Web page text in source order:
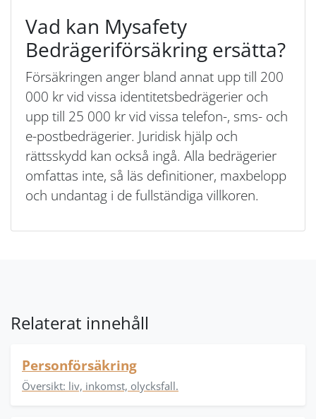
Vad kan Mysafety
Bedrägeriförsäkring ersätta?
Försäkringen anger bland annat upp till 200
000 kr vid vissa identitetsbedrägerier och
upp till 25 000 kr vid vissa telefon-, sms- och
e-postbedrägerier. Juridisk hjälp och
rättsskydd kan också ingå. Alla bedrägerier
omfattas inte, så läs definitioner, maxbelopp
och undantag i de fullständiga villkoren.
Relaterat innehåll
Personförsäkring
Översikt: liv, inkomst, olycksfall.